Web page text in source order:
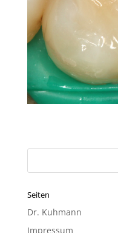
Seiten
Dr. Kuhmann
Impressum